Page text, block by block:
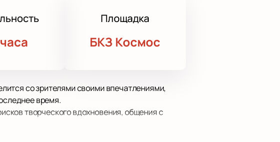
Площадка
БКЗ Космос
со зрителями своими впечатлениями,
время.
творческого вдохновения, общения с
Подарите себе заряд